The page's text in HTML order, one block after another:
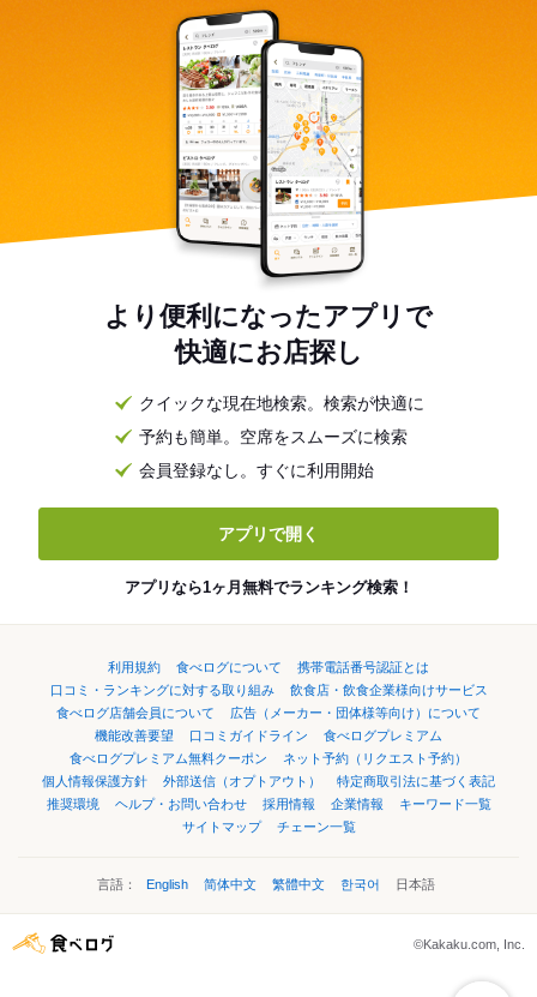
より便利になったアプリで
快適にお店探し
クイックな現在地検索。検索が快適に
予約も簡単。空席をスムーズに検索
会員登録なし。すぐに利用開始
アプリで開く
アプリなら1ヶ月無料でランキング検索！
利用規約 食べログについて
携帯電話番号認証とは
口コミ・ランキングに対する取り組み
飲食店・飲食企業様向けサービス
食べログ店舗会員について
広告（メーカー・団体様等向け）について
機能改善要望
口コミガイドライン
食べログプレミアム
食べログプレミアム無料クーポン
ネット予約（リクエスト予約）
個人情報保護方針
外部送信（オプトアウト）
特定商取引法に基づく表記
推奨環境
ヘルプ・お問い合わせ 採用情報 企業情報
キーワード一覧
サイトマップ
チェーン一覧
言語： English 简体中文 繁體中文 한국어 日本語
©Kakaku.com, Inc.